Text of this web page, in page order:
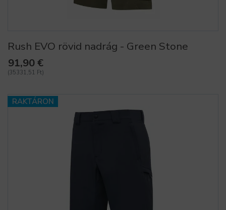
Rush EVO rövid nadrág - Green Stone
91,90 €
(35331,51 Ft)
RAKTÁRON